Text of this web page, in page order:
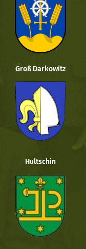
Groß Darkowitz
Hultschin